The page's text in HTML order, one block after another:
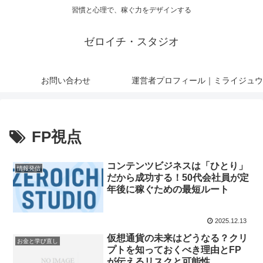
習慣と心理で、稼ぐ力をデザインする
ゼロイチ・スタジオ
お問い合わせ 運営者プロフィール｜ミライジュウ
FP視点
情報発信
コンテンツビジネスは「ひとり」
だから成功する！50代会社員が定
年後に稼ぐための最短ルート
2025.12.13
お金と学び直し
仮想通貨の未来はどうなる？クリ
プトを知っておくべき理由とFP